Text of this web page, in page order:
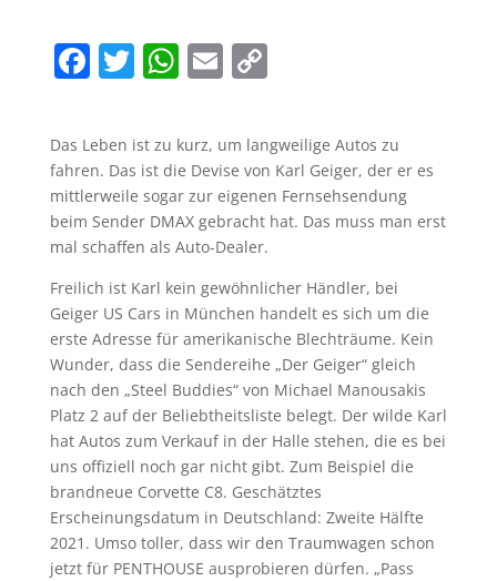
F
c
e
b
o
o
k
T
itt
er
W
at
s
A
p
p
E
ai
l
C
p
y
Li
n
k
Das Leben ist zu kurz, um langweilige Autos zu
fahren. Das ist die Devise von Karl Geiger, der er es
mittlerweile sogar zur eigenen Fernsehsendung
beim Sender DMAX gebracht hat. Das muss man erst
mal schaffen als Auto-Dealer.
Freilich ist Karl kein gewöhnlicher Händler, bei
Geiger US Cars in München handelt es sich um die
erste Adresse für amerikanische Blechträume. Kein
Wunder, dass die Sendereihe „Der Geiger“ gleich
nach den „Steel Buddies“ von Michael Manousakis
Platz 2 auf der Beliebtheitsliste belegt. Der wilde Karl
hat Autos zum Verkauf in der Halle stehen, die es bei
uns offiziell noch gar nicht gibt. Zum Beispiel die
brandneue Corvette C8. Geschätztes
Erscheinungsdatum in Deutschland: Zweite Hälfte
2021. Umso toller, dass wir den Traumwagen schon
jetzt für PENTHOUSE ausprobieren dürfen. „Pass